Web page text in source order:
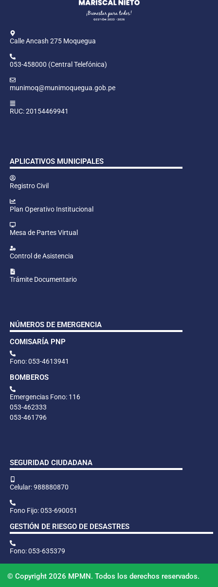
Calle Ancash 275 Moquegua
053-458000 (Central Telefónica)
munimoq@munimoquegua.gob.pe
RUC: 20154469941
APLICATIVOS MUNICIPALES
Registro Civil
Plan Operativo Institucional
Mesa de Partes Virtual
Control de Asistencia
Trámite Documentario
NÚMEROS DE EMERGENCIA
COMISARÍA PNP
Fono: 053-4613941
BOMBEROS
Emergencias Fono: 116
053-462333
053-461796
SEGURIDAD CIUDADANA
Celular: 988880870
Fono Fijo: 053-690051
GESTIÓN DE RIESGO DE DESASTRES
Fono: 053-635379
© Copyright 2026 MPMN. Todos los derechos reservados.